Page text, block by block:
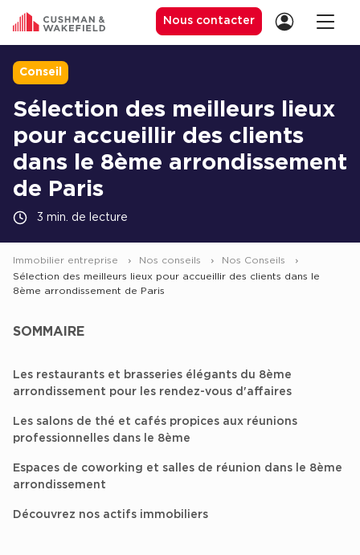
Location de Bureaux à Paris
Location de Bureaux à Lyon
Achat de Bureaux
Achat de Bureaux à Paris
Achat de Bureaux à Rennes
Hôtels particuliers
Immeuble indépendant
Bureaux certifiés - Environnement
Immeuble de bureaux avec services
Nous contacter
Conseil
Sélection des meilleurs lieux
pour accueillir des clients
dans le 8ème arrondissement
de Paris
3 min. de lecture
Immobilier entreprise Nos conseils
Nos Conseils
Sélection des meilleurs lieux pour accueillir des clients dans le
8ème arrondissement de Paris
SOMMAIRE
Les restaurants et brasseries élégants du 8ème
arrondissement pour les rendez-vous d'affaires
Les salons de thé et cafés propices aux réunions
professionnelles dans le 8ème
Espaces de coworking et salles de réunion dans le 8ème
arrondissement
Découvrez nos actifs immobiliers